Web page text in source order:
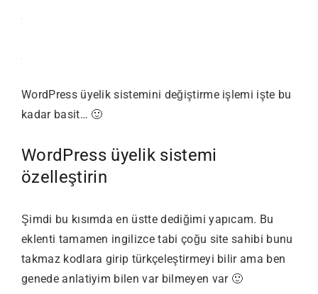
WordPress üyelik sistemini değiştirme işlemi işte bu
kadar basit… 🙂
WordPress üyelik sistemi
özelleştirin
Şimdi bu kısımda en üstte dediğimi yapıcam. Bu
eklenti tamamen ingilizce tabi çoğu site sahibi bunu
takmaz kodlara girip türkçeleştirmeyi bilir ama ben
genede anlatiyim bilen var bilmeyen var 🙂